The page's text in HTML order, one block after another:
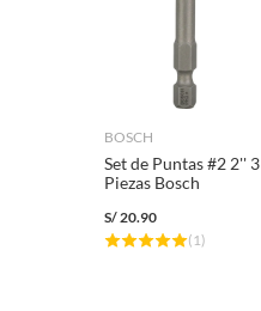
BOSCH
Set de Puntas #2 2'' 3
Piezas Bosch
S/ 20.90
( 1)